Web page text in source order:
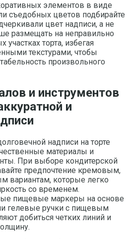
элементов в виде
съедобных цветов подбирайте
цвет надписи, а не
размещать на неправильно
торта, избегая
текстурами, чтобы
произвольного
и инструментов
и
надписи на торте
материалы и
При выборе кондитерской
предпочтение кремовым,
вариантам, которые легко
со временем.
пищевые маркеры на основе
гелевые ручки с пищевым
добиться четких линий и